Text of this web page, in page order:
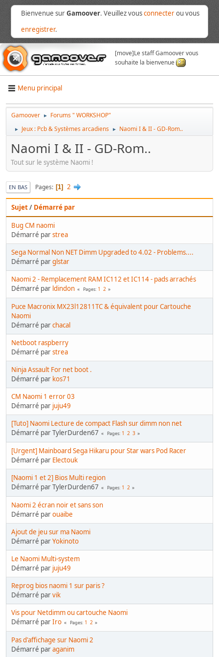
Bienvenue surGamoover. Veuillez vousconnecterou vous
enregistrer.
[move]Le staff Gamoover vous
souhaite la bienvenue
Menu principal
Gamoover ► Forums " WORKSHOP"
► Jeux : Pcb & Systèmes arcadiens ► Naomi I & II - GD-Rom..
Naomi I & II - GD-Rom..
Tout sur le système Naomi !
EN BAS Pages 1 2
Sujet/ Démarré par
Bug CM naomi
Démarré parstrea
Sega Normal Non NET Dimm Upgraded to 4.02 - Problems....
Démarré parglstar
Naomi 2 - Remplacement RAM IC112 et IC114 - pads arrachés
Démarré par ldindon Pages 1 2
Puce Macronix MX23l12811TC & équivalent pour Cartouche
Naomi
Démarré parchacal
Netboot raspberry
Démarré parstrea
Ninja Assault For net boot .
Démarré par kos71
CM Naomi 1 error 03
Démarré par juju49
[Tuto] Naomi Lecture de compact Flash sur dimm non net
Démarré par TylerDurden67
Pages 1 2 3
[Urgent] Mainboard Sega Hikaru pour Star wars Pod Racer
Démarré par Electouk
[Naomi 1 et 2] Bios Multi region
Démarré par TylerDurden67
Pages 1 2
Naomi 2 écran noir et sans son
Démarré parouaibe
Ajout de jeu sur ma Naomi
Démarré parYokinoto
Le Naomi Multi-system
Démarré par juju49
Reprog bios naomi 1 sur paris ?
Démarré parvik
Vis pour Netdimm ou cartouche Naomi
Démarré parIro Pages 1 2
Pas d'affichage sur Naomi 2
Démarré paraganim